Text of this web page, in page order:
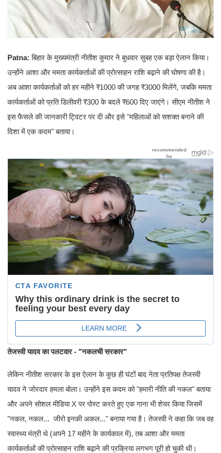
Patna:बिहार के मुख्यमंत्री नीतीश कुमार ने बुधवार सुबह एक बड़ा ऐलान किया।
उन्होंने आशा और ममता कार्यकर्ताओं की प्रोत्साहन राशि बढ़ाने की घोषणा की है।
अब आशा कार्यकर्ताओं को हर महीने ₹1000 की जगह ₹3000 मिलेंगे, जबकि ममता
कार्यकर्ताओं को प्रति डिलीवरी ₹300 के बदले ₹600 दिए जाएंगे। सीएम नीतीश ने
इस फैसले की जानकारी ट्विटर पर दी और इसे "महिलाओं को सशक्त बनाने की
दिशा में एक कदम" बताया।
तेजस्वी यादव का पलटवार - "नकलची सरकार"
लेकिन नीतीश सरकार के इस ऐलान के कुछ ही घंटों बाद नेता प्रतिपक्ष तेजस्वी
यादव ने जोरदार हमला बोला। उन्होंने इस कदम को "हमारी नीति की नकल" बताया
और अपने सोशल मीडिया X पर पोस्ट करते हुए एक गाना भी शेयर किया जिसमें
"नकल, नकल... जीरो इनकी अकल..." बनाया गया है। तेजस्वी ने कहा कि जब वह
स्वास्थ्य मंत्री थे (अपने 17 महीने के कार्यकाल में), तब आशा और ममता
कार्यकर्ताओं की प्रोत्साहन राशि बढ़ाने की प्रक्रिया लगभग पूरी हो चुकी थी।